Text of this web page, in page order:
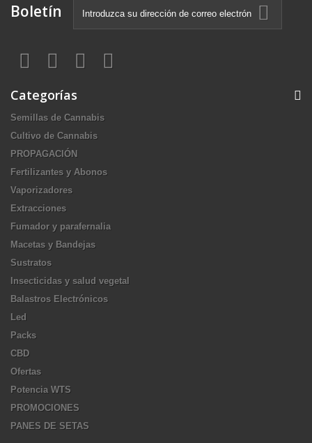
Boletín
Categorías
Semillas de Cannabis
Cultivo de Cannabis
PROPAGACIÓN
Fertilizantes y Abonos
Vaporizadores
Extracciones
Fumador y parafernalia
Macetas y Bandejas
Sustratos
Insecticidas y salud vegetal
Balastros Electrónicos
Led
Packs
CBD
Ofertas
Potencia WTS
PROMOCIONES
PANES DE SETAS